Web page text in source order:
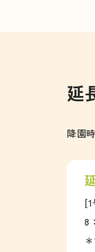
延
降園
8